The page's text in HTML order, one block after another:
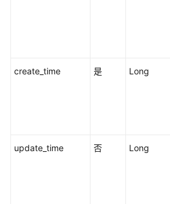
区
（吉
create_time 是 Long
update_time 否 Long